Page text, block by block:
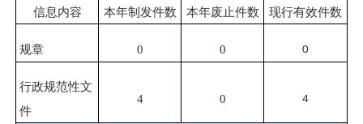
信息内容 本年制发件数 本年废止件数 现行有效件数
规章 0 0 0
行政规范性文
件
4 0 4